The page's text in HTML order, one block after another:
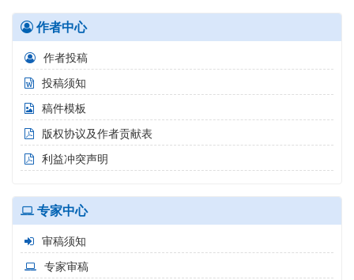
作者中心
作者投稿
投稿须知
稿件模板
版权协议及作者贡献表
利益冲突声明
专家中心
审稿须知
专家审稿